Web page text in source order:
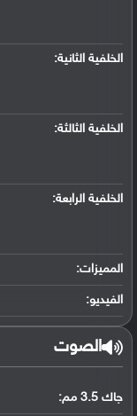
الخلفية الثانية:
الخلفية الثالثة:
الخلفية الرابعة:
المميزات:
الفيديو:
الصوت
جاك 3.5 مم: